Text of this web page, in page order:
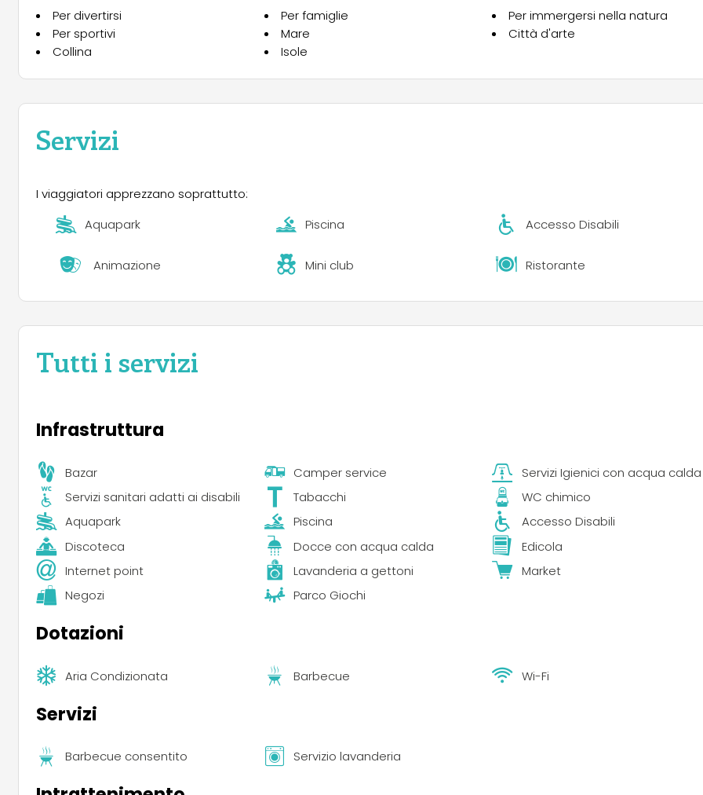
Per divertirsi Per famiglie
Per immergersi nella natura
Per sportivi
Mare
Città d'arte
Collina
Isole
Servizi
I viaggiatori apprezzano soprattutto:
Aquapark
Piscina Accesso Disabili
Animazione Mini club Ristorante
Tutti i servizi
Infrastruttura
Bazar Camper service
Servizi Igienici con acqua calda
Servizi sanitari adatti ai disabili
Tabacchi
WC chimico
Aquapark
Piscina
Accesso Disabili
Discoteca
Docce con acqua calda
Edicola
Internet point
Lavanderia a gettoni
Market
Negozi
Parco Giochi
Dotazioni
Aria Condizionata Barbecue Wi-Fi
Servizi
Barbecue consentito Servizio lavanderia